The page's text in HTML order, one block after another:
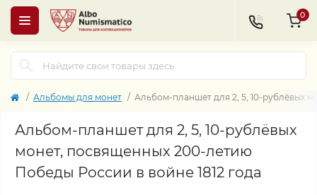
0
Альбомы для монет Альбом-планшет для 2, 5, 10-рублёвых
Альбом-планшет для 2, 5, 10-рублёвых
монет, посвященных 200-летию
Победы России в войне 1812 года